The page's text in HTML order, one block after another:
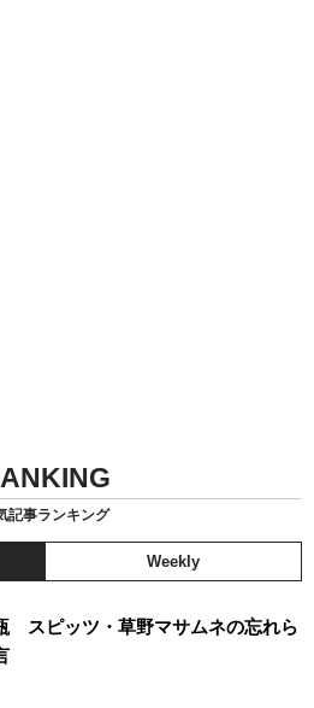
記事ランキング
Weekly
スピッツ・草野マサムネの忘れら